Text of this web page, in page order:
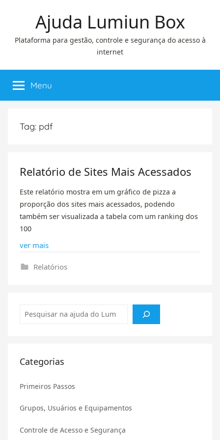
Ajuda Lumiun Box
Plataforma para gestão, controle e segurança do acesso à
internet
Menu
Tag: pdf
Relatório de Sites Mais Acessados
Este relatório mostra em um gráfico de pizza a
proporção dos sites mais acessados, podendo
também ser visualizada a tabela com um ranking dos
100
ver mais
Relatórios
Pesquisar
Categorias
Primeiros Passos
Grupos, Usuários e Equipamentos
Controle de Acesso e Segurança